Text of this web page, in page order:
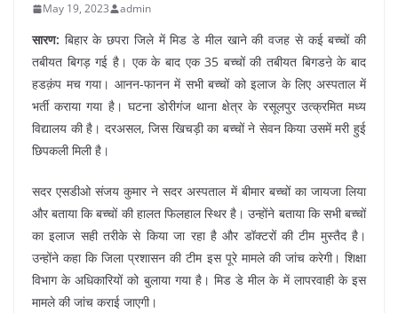
May 19, 2023 admin
सारण: बिहार के छपरा जिले में मिड डे मील खाने की वजह से कई बच्चों की
तबीयत बिगड़ गई है। एक के बाद एक 35 बच्चों की तबीयत बिगडऩे के बाद
हडक़ंप मच गया। आनन-फानन में सभी बच्चों को इलाज के लिए अस्पताल में
भर्ती कराया गया है। घटना डोरीगंज थाना क्षेत्र के रसूलपुर उत्क्रमित मध्य
विद्यालय की है। दरअसल, जिस खिचड़ी का बच्चों ने सेवन किया उसमें मरी हुई
छिपकली मिली है।
सदर एसडीओ संजय कुमार ने सदर अस्पताल में बीमार बच्चों का जायजा लिया
और बताया कि बच्चों की हालत फिलहाल स्थिर है। उन्होंने बताया कि सभी बच्चों
का इलाज सही तरीके से किया जा रहा है और डॉक्टरों की टीम मुस्तैद है।
उन्होंने कहा कि जिला प्रशासन की टीम इस पूरे मामले की जांच करेगी। शिक्षा
विभाग के अधिकारियों को बुलाया गया है। मिड डे मील के में लापरवाही के इस
मामले की जांच कराई जाएगी।